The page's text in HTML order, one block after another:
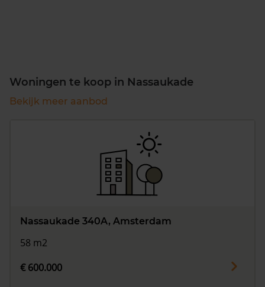
Woningen te koop in Nassaukade
Bekijk meer aanbod
Nassaukade 340A, Amsterdam
58 m2
€ 600.000